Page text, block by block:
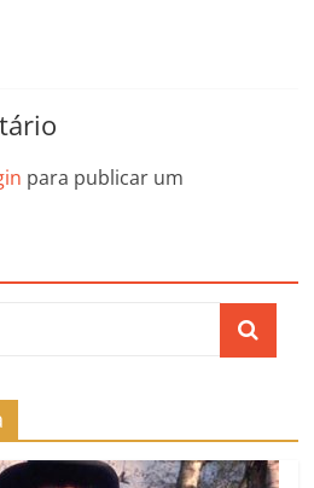
para publicar um